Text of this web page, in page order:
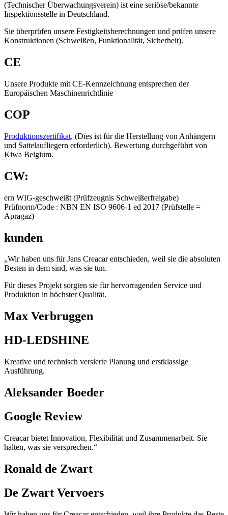
(Technischer Überwachungsverein) ist eine seriöse/bekannte
Inspektionsstelle in Deutschland.
Sie überprüfen unsere Festigkeitsberechnungen und prüfen unsere
Konstruktionen (Schweißen, Funktionalität, Sicherheit).
CE
Unsere Produkte mit CE-Kennzeichnung entsprechen der
Europäischen Maschinenrichtlinie
COP
Produktionszertifikat. (Dies ist für die Herstellung von Anhängern
und Sattelaufliegern erforderlich). Bewertung durchgeführt von
Kiwa Belgium.
CW:
ern WIG-geschweißt (Prüfzeugnis Schweißerfreigabe)
Prüfnorm/Code : NBN EN ISO 9606-1 ed 2017 (Prüfstelle =
Apragaz)
kunden
„Wir haben uns für Jans Creacar entschieden, weil sie die absoluten
Besten in dem sind, was sie tun.
Für dieses Projekt sorgten sie für hervorragenden Service und
Produktion in höchster Qualität.
Max Verbruggen
HD-LEDSHINE
Kreative und technisch versierte Planung und erstklassige
Ausführung.
Aleksander Boeder
Google Review
Creacar bietet Innovation, Flexibilität und Zusammenarbeit. Sie
halten, was sie versprechen.“
Ronald de Zwart
De Zwart Vervoers